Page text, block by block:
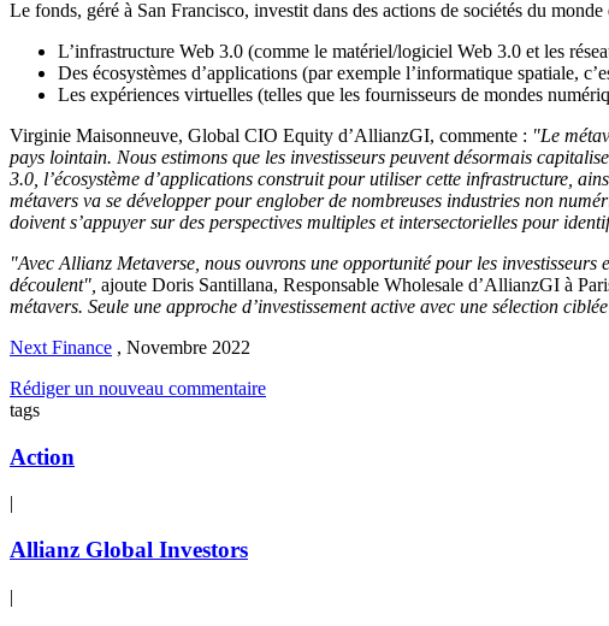
Le fonds, géré à San Francisco, investit dans des actions de sociétés du
L’infrastructure Web 3.0 (comme le matériel/logiciel Web 3.0 et les
Des écosystèmes d’applications (par exemple l’informatique spatiale,
Les expériences virtuelles (telles que les fournisseurs de mondes
Virginie Maisonneuve, Global CIO Equity d’AllianzGI, commente : "Le
pays lointain. Nous estimons que les investisseurs peuvent désormais
3.0, l’écosystème d’applications construit pour utiliser cette infrastructure,
métavers va se développer pour englober de nombreuses industries non
doivent s’appuyer sur des perspectives multiples et intersectorielles pour
"Avec Allianz Metaverse, nous ouvrons une opportunité pour les
découlent", ajoute Doris Santillana, Responsable Wholesale d’AllianzGI à
métavers. Seule une approche d’investissement active avec une sélection
Next Finance , Novembre 2022
Rédiger un nouveau commentaire
tags
Action
|
Allianz Global Investors
|